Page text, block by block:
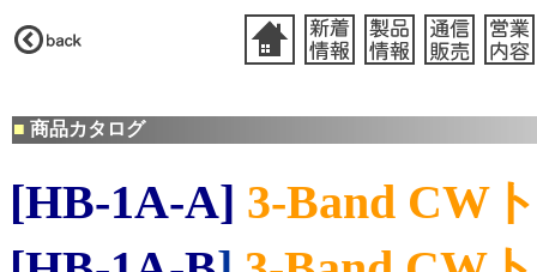
■ 商品カタログ
[HB-1A-A] 3-Band CW